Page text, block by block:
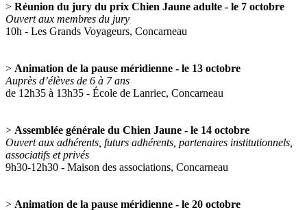
> Réunion du jury du prix Chien Jaune adulte - le 7 octobre
Ouvert aux membres du jury
10h - Les Grands Voyageurs, Concarneau
> Animation de la pause méridienne - le 13 octobre
Auprès d’élèves de 6 à 7 ans
de 12h35 à 13h35 - École de Lanriec, Concarneau
> Assemblée générale du Chien Jaune - le 14 octobre
Ouvert aux adhérents, futurs adhérents, partenaires institutionnels,
associatifs et privés
9h30-12h30 - Maison des associations, Concarneau
> Animation de la pause méridienne - le 20 octobre